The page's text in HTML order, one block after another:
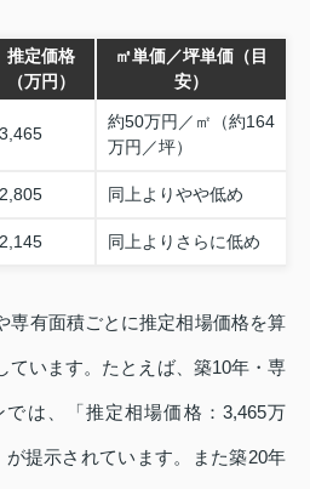
推定価格
（万円）
㎡単価／坪単価（目
安）
3,465
約50万円／㎡（約164
万円／坪）
2,805 同上よりやや低め
2,145 同上よりさらに低め
専有面積ごとに推定相場価格を算
ています。たとえば、築10年・専
は、「推定相場価格：3,465万
提示されています。また築20年